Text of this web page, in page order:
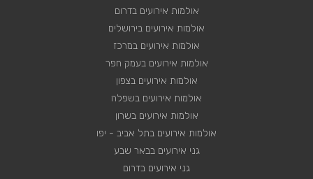
אולמות אירועים בדרום
אולמות אירועים בירושלים
אולמות אירועים במרכז
אולמות אירועים בעמק חפר
אולמות אירועים בצפון
אולמות אירועים בשפלה
אולמות אירועים בשרון
אולמות אירועים בתל אביב - יפו
גני אירועים בבאר שבע
גני אירועים בדרום